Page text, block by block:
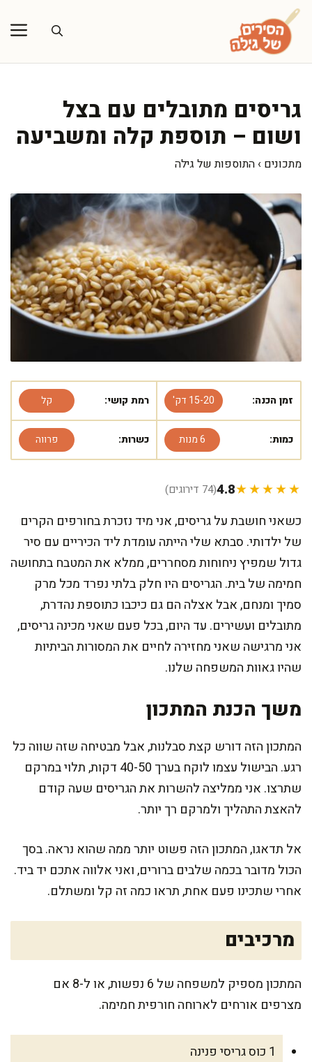
לדלג
לתוכן
גריסים מתובלים עם בצל
ושום – תוספת קלה ומשביעה
מתכונים › התוספות של גילה
זמן הכנה: 15-20 דק' רמת קושי: קל
כמות: 6 מנות כשרות: פרווה
★★★★★
4.8(74 דירוגים)
כשאני חושבת על גריסים, אני מיד נזכרת בחורפים הקרים
של ילדותי. סבתא שלי הייתה עומדת ליד הכיריים עם סיר
גדול שמפיץ ניחוחות מסחררים, ממלא את המטבח בתחושה
חמימה של בית. הגריסים היו חלק בלתי נפרד מכל מרק
סמיך ומנחם, אבל אצלה הם גם כיכבו כתוספת נהדרת,
מתובלים ועשירים. עד היום, בכל פעם שאני מכינה גריסים,
אני מרגישה שאני מחזירה לחיים את המסורות הביתיות
שהיו גאוות המשפחה שלנו.
משך הכנת המתכון
המתכון הזה דורש קצת סבלנות, אבל מבטיחה שזה שווה כל
רגע. הבישול עצמו לוקח בערך 40-50 דקות, תלוי במרקם
שתרצו. אני ממליצה להשרות את הגריסים שעה קודם
להאצת התהליך ולמרקם רך יותר.
אל תדאגו, המתכון הזה פשוט יותר ממה שהוא נראה. בסך
הכול מדובר בכמה שלבים ברורים, ואני אלווה אתכם יד ביד.
אחרי שתכינו פעם אחת, תראו כמה זה קל ומשתלם.
מרכיבים
המתכון מספיק למשפחה של 6 נפשות, או ל-8 אם
מצרפים אורחים לארוחה חורפית חמימה.
1 כוס גריסי פנינה